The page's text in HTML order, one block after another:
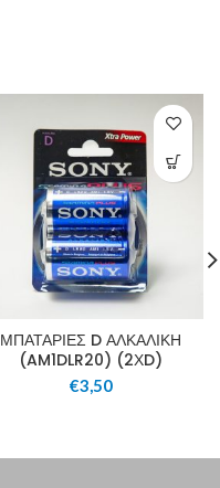
ΜΠΑΤΑΡΙΕΣ D ΑΛΚΑΛΙΚΗ
(AM1DLR20) (2ΧD)
€3,50